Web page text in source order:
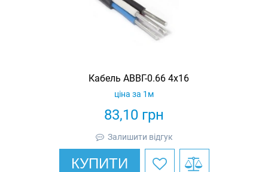
Кабель АВВГ-0.66 4х16
83,10 грн
ціна за 1м
Залишити відгук
КУПИТИ